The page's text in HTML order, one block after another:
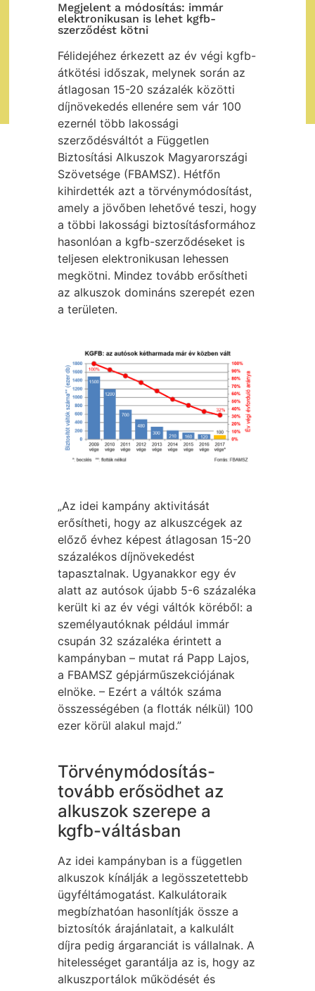
Megjelent a módosítás: immár
elektronikusan is lehet kgfb-
szerződést kötni
Félidejéhez érkezett az év végi kgfb-
átkötési időszak, melynek során az
átlagosan 15-20 százalék közötti
díjnövekedés ellenére sem vár 100
ezernél több lakossági
szerződésváltót a Független
Biztosítási Alkuszok Magyarországi
Szövetsége (FBAMSZ). Hétfőn
kihirdették azt a törvénymódosítást,
amely a jövőben lehetővé teszi, hogy
a többi lakossági biztosításformához
hasonlóan a kgfb-szerződéseket is
teljesen elektronikusan lehessen
megkötni. Mindez tovább erősítheti
az alkuszok domináns szerepét ezen
a területen.
„Az idei kampány aktivitását
erősítheti, hogy az alkuszcégek az
előző évhez képest átlagosan 15-20
százalékos díjnövekedést
tapasztalnak. Ugyanakkor egy év
alatt az autósok újabb 5-6 százaléka
került ki az év végi váltók köréből: a
személyautóknak például immár
csupán 32 százaléka érintett a
kampányban – mutat rá Papp Lajos,
a FBAMSZ gépjárműszekciójának
elnöke. – Ezért a váltók száma
összességében (a flották nélkül) 100
ezer körül alakul majd.”
Törvénymódosítás-
tovább erősödhet az
alkuszok szerepe a
kgfb-váltásban
Az idei kampányban is a független
alkuszok kínálják a legösszetettebb
ügyféltámogatást. Kalkulátoraik
megbízhatóan hasonlítják össze a
biztosítók árajánlatait, a kalkulált
díjra pedig árgaranciát is vállalnak. A
hitelességet garantálja az is, hogy az
alkuszportálok működését és